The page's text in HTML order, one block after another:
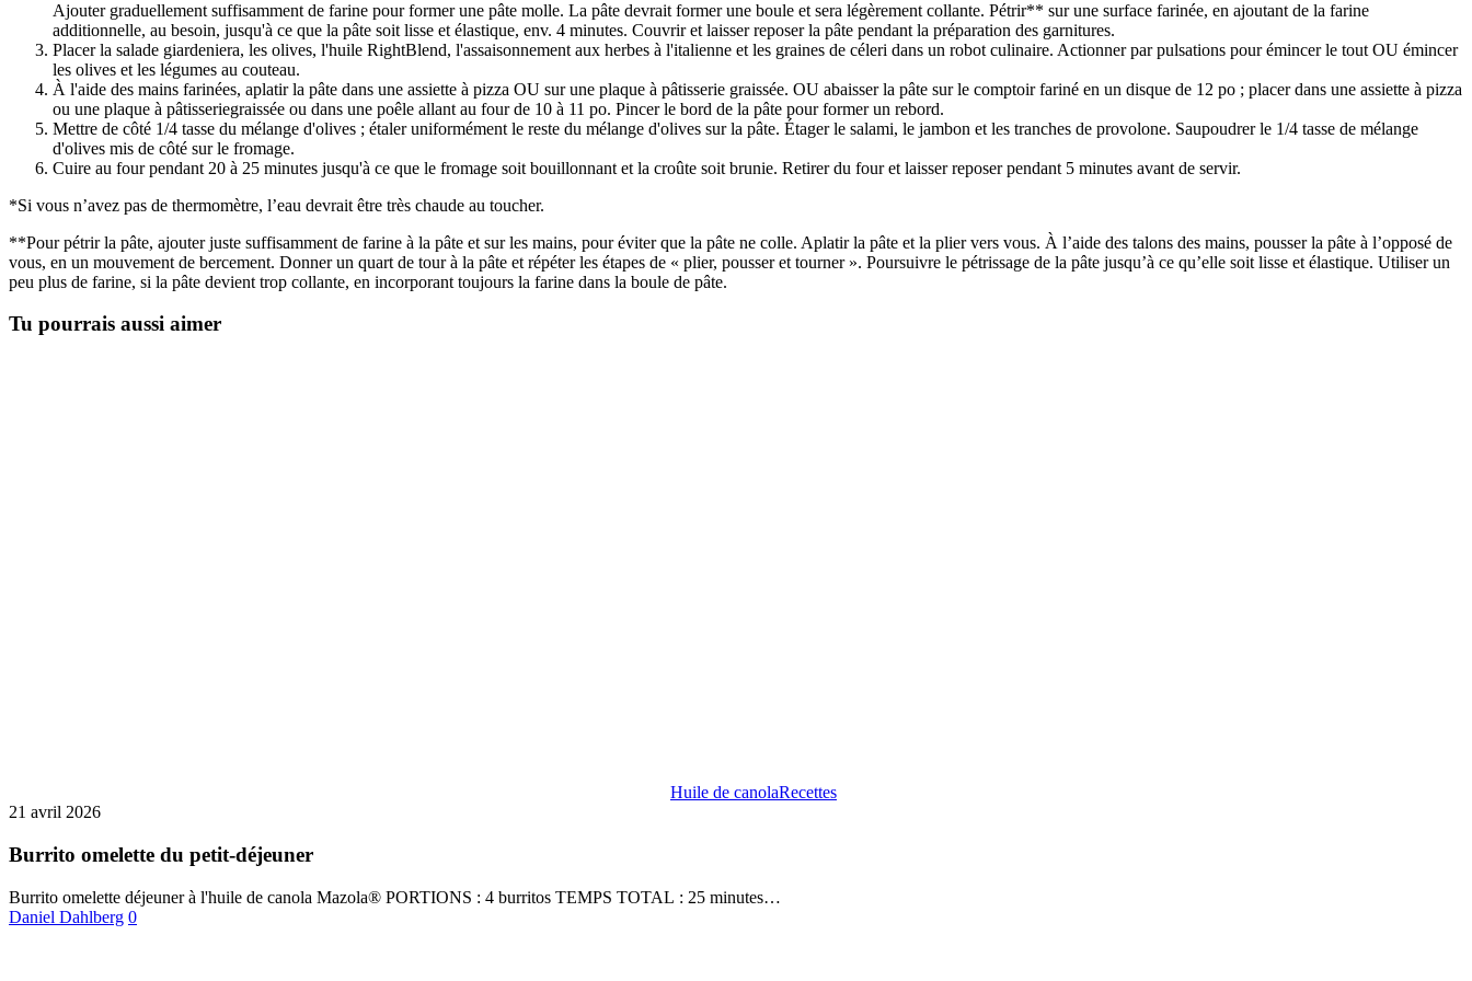
Ajouter graduellement suffisamment de farine pour former une pâte molle. La pâte devrait former une boule et sera légèrement collante. Pétrir** sur une surface farinée, en ajoutant de la farine
additionnelle, au besoin, jusqu'à ce que la pâte soit lisse et élastique, env. 4 minutes. Couvrir et laisser reposer la pâte pendant la préparation des garnitures.
Placer la salade giardeniera, les olives, l'huile RightBlend, l'assaisonnement aux herbes à l'italienne et les graines de céleri dans un robot culinaire. Actionner par pulsations pour émincer le tout OU émincer
les olives et les légumes au couteau.
À l'aide des mains farinées, aplatir la pâte dans une assiette à pizza OU sur une plaque à pâtisserie graissée. OU abaisser la pâte sur le comptoir fariné en un disque de 12 po ; placer dans une assiette à pizza
ou une plaque à pâtisseriegraissée ou dans une poêle allant au four de 10 à 11 po. Pincer le bord de la pâte pour former un rebord.
Mettre de côté 1/4 tasse du mélange d'olives ; étaler uniformément le reste du mélange d'olives sur la pâte. Étager le salami, le jambon et les tranches de provolone. Saupoudrer le 1/4 tasse de mélange
d'olives mis de côté sur le fromage.
Cuire au four pendant 20 à 25 minutes jusqu'à ce que le fromage soit bouillonnant et la croûte soit brunie. Retirer du four et laisser reposer pendant 5 minutes avant de servir.
*Si vous n’avez pas de thermomètre, l’eau devrait être très chaude au toucher.
**Pour pétrir la pâte, ajouter juste suffisamment de farine à la pâte et sur les mains, pour éviter que la pâte ne colle. Aplatir la pâte et la plier vers vous. À l’aide des talons des mains, pousser la pâte à l’opposé de
vous, en un mouvement de bercement. Donner un quart de tour à la pâte et répéter les étapes de « plier, pousser et tourner ». Poursuivre le pétrissage de la pâte jusqu’à ce qu’elle soit lisse et élastique. Utiliser un
peu plus de farine, si la pâte devient trop collante, en incorporant toujours la farine dans la boule de pâte.
Tu pourrais aussi aimer
Huile de canolaRecettes
21 avril 2026
Burrito omelette du petit-déjeuner
Burrito omelette déjeuner à l'huile de canola Mazola® PORTIONS : 4 burritos TEMPS TOTAL : 25 minutes…
Daniel Dahlberg 0